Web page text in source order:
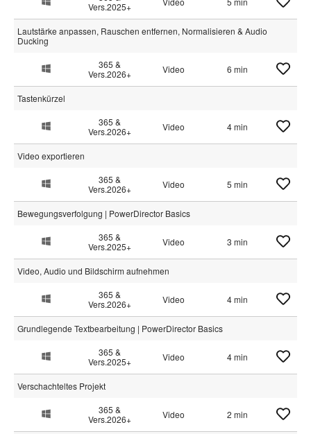
Vers.2025+
Lautstärke anpassen, Rauschen entfernen, Normalisieren & Audio
Ducking
365 &
Vers.2026+
Video 6 min
Tastenkürzel
365 &
Vers.2026+
Video 4 min
Video exportieren
365 &
Vers.2026+
Video 5 min
Bewegungsverfolgung | PowerDirector Basics
365 &
Vers.2025+
Video 3 min
Video, Audio und Bildschirm aufnehmen
365 &
Vers.2026+
Video 4 min
Grundlegende Textbearbeitung | PowerDirector Basics
365 &
Vers.2025+
Video 4 min
Verschachteltes Projekt
365 &
Vers.2026+
Video 2 min